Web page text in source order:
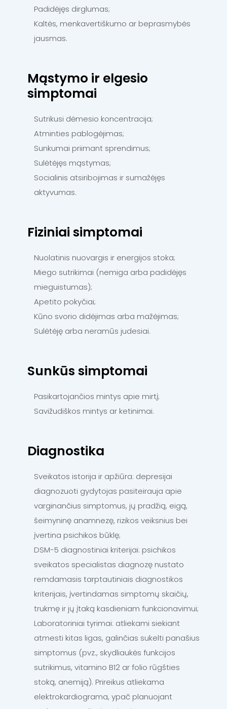
Padidėjęs dirglumas;
Kaltės, menkavertiškumo ar beprasmybės
jausmas.
Mąstymo ir elgesio
simptomai
Sutrikusi dėmesio koncentracija;
Atminties pablogėjimas;
Sunkumai priimant sprendimus;
Sulėtėjęs mąstymas;
Socialinis atsiribojimas ir sumažėjęs
aktyvumas.
Fiziniai simptomai
Nuolatinis nuovargis ir energijos stoka;
Miego sutrikimai (nemiga arba padidėjęs
mieguistumas);
Apetito pokyčiai;
Kūno svorio didėjimas arba mažėjimas;
Sulėtėję arba neramūs judesiai.
Sunkūs simptomai
Pasikartojančios mintys apie mirtį;
Savižudiškos mintys ar ketinimai.
Diagnostika
Sveikatos istorija ir apžiūra: depresijai
diagnozuoti gydytojas pasiteirauja apie
varginančius simptomus, jų pradžią, eigą,
šeimyninę anamnezę, rizikos veiksnius bei
įvertina psichikos būklę;
DSM-5 diagnostiniai kriterijai: psichikos
sveikatos specialistas diagnozę nustato
remdamasis tarptautiniais diagnostikos
kriterijais, įvertindamas simptomų skaičių,
trukmę ir jų įtaką kasdieniam funkcionavimui;
Laboratoriniai tyrimai: atliekami siekiant
atmesti kitas ligas, galinčias sukelti panašius
simptomus (pvz., skydliaukės funkcijos
sutrikimus, vitamino B12 ar folio rūgšties
stoką, anemiją). Prireikus atliekama
elektrokardiograma, ypač planuojant